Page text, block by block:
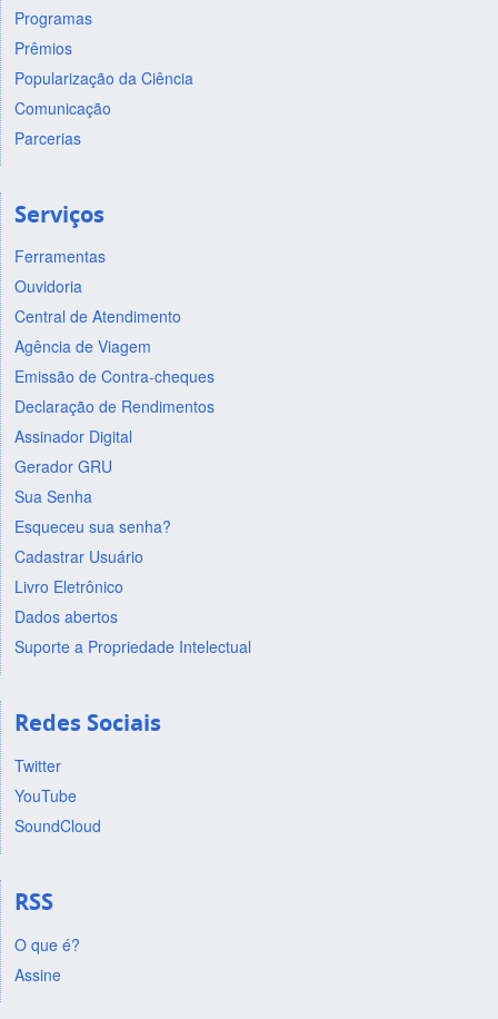
Programas
Prêmios
Popularização da Ciência
Comunicação
Parcerias
Serviços
Ferramentas
Ouvidoria
Central de Atendimento
Agência de Viagem
Emissão de Contra-cheques
Declaração de Rendimentos
Assinador Digital
Gerador GRU
Sua Senha
Esqueceu sua senha?
Cadastrar Usuário
Livro Eletrônico
Dados abertos
Suporte a Propriedade Intelectual
Redes Sociais
Twitter
YouTube
SoundCloud
RSS
O que é?
Assine